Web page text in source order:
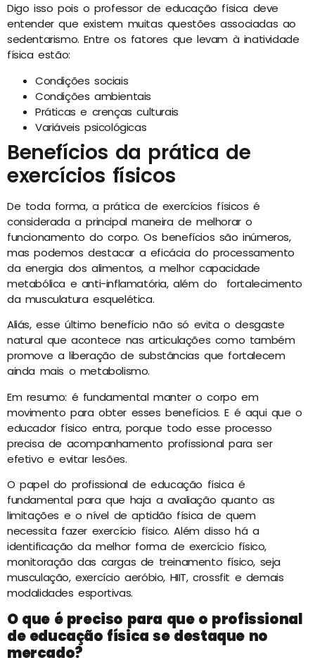
Digo isso pois o professor de educação física deve
entender que existem muitas questões associadas ao
sedentarismo. Entre os fatores que levam à inatividade
física estão:
Condições sociais
Condições ambientais
Práticas e crenças culturais
Variáveis psicológicas
Benefícios da prática de
exercícios físicos
De toda forma, a prática de exercícios físicos é
considerada a principal maneira de melhorar o
funcionamento do corpo. Os benefícios são inúmeros,
mas podemos destacar a eficácia do processamento
da energia dos alimentos, a melhor capacidade
metabólica e anti-inflamatória, além do fortalecimento
da musculatura esquelética.
Aliás, esse último benefício não só evita o desgaste
natural que acontece nas articulações como também
promove a liberação de substâncias que fortalecem
ainda mais o metabolismo.
Em resumo: é fundamental manter o corpo em
movimento para obter esses benefícios. E é aqui que o
educador físico entra, porque todo esse processo
precisa de acompanhamento profissional para ser
efetivo e evitar lesões.
O papel do profissional de educação física é
fundamental para que haja a avaliação quanto as
limitações e o nível de aptidão física de quem
necessita fazer exercício físico. Além disso há a
identificação da melhor forma de exercício físico,
monitoração das cargas de treinamento físico, seja
musculação, exercício aeróbio, HIIT, crossfit e demais
modalidades esportivas.
O que é preciso para que o profissional
de educação física se destaque no
mercado?